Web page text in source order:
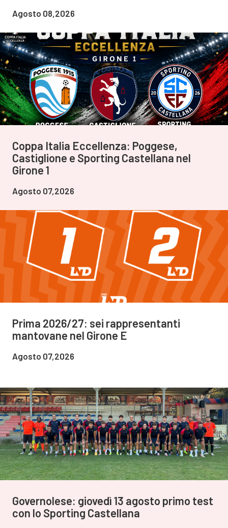
Agosto 08,2026
Coppa Italia Eccellenza: Poggese,
Castiglione e Sporting Castellana nel
Girone 1
Agosto 07,2026
Prima 2026/27: sei rappresentanti
mantovane nel Girone E
Agosto 07,2026
Governolese: giovedì 13 agosto primo test
con lo Sporting Castellana